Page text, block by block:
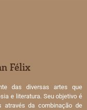
Félix
das diversas artes que
e literatura. Seu objetivo é
através da combinação de